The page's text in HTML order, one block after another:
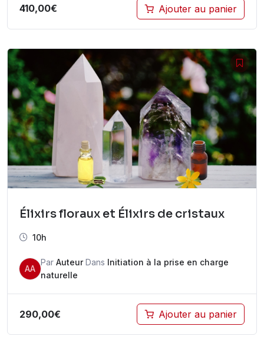
410,00€ Ajouter au panier
Élixirs floraux et Élixirs de cristaux
10h
AA
Par AuteurDans Initiation à la prise en charge
naturelle
290,00€ Ajouter au panier